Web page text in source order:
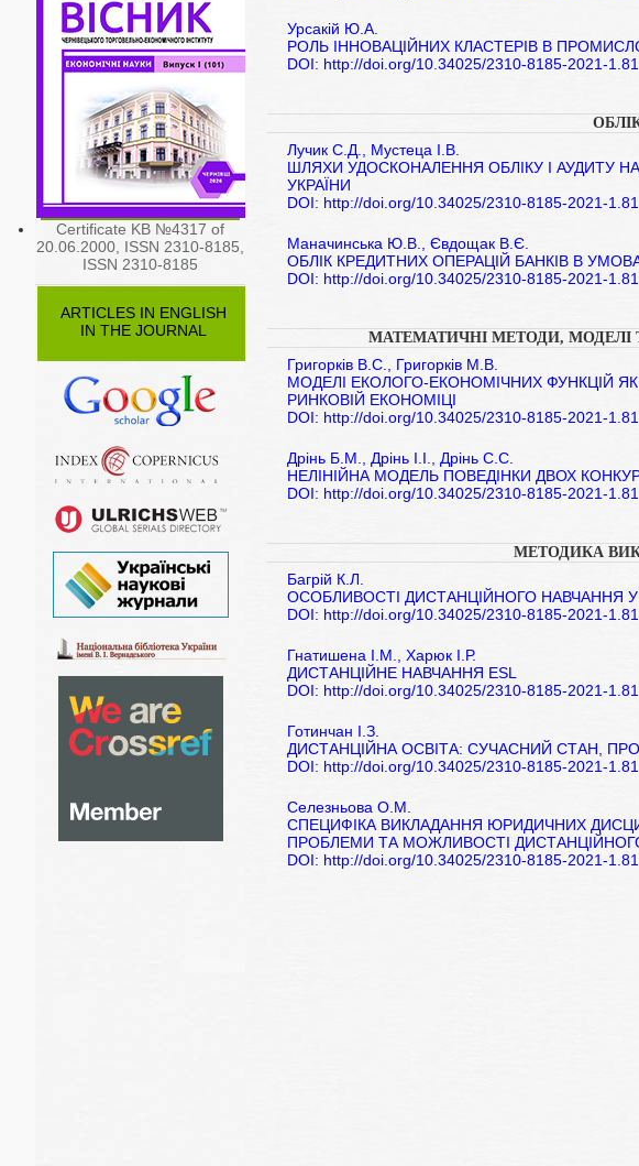
Certificate KB №4317 of
20.06.2000, ISSN 2310-8185,
ISSN 2310-8185
ARTICLES IN ENGLISH
IN THE JOURNAL
Урсакій Ю.А.
РОЛЬ ІННОВАЦІЙНИХ КЛАСТЕРІВ В
DOI: http://doi.org/10.34025/2310-8185-2021-
Лучик С.Д., Мустеца І.В.
ШЛЯХИ УДОСКОНАЛЕННЯ ОБЛІКУ І АУДИТУ
УКРАЇНИ
DOI: http://doi.org/10.34025/2310-8185-2021-
Маначинська Ю.В., Євдощак В.Є.
ОБЛІК КРЕДИТНИХ ОПЕРАЦІЙ БАНКІВ В
DOI: http://doi.org/10.34025/2310-8185-2021-
МАТЕМАТИЧНІ МЕТОДИ, МОДЕЛІ
Григорків В.С., Григорків М.В.
МОДЕЛІ ЕКОЛОГО-ЕКОНОМІЧНИХ ФУНКЦІЙ
РИНКОВІЙ ЕКОНОМІЦІ
DOI: http://doi.org/10.34025/2310-8185-2021-
Дрінь Б.М., Дрінь І.І., Дрінь С.С.
НЕЛІНІЙНА МОДЕЛЬ ПОВЕДІНКИ ДВОХ
DOI: http://doi.org/10.34025/2310-8185-2021-
МЕТОДИКА
Багрій К.Л.
ОСОБЛИВОСТІ ДИСТАНЦІЙНОГО НАВЧАННЯ У
DOI: http://doi.org/10.34025/2310-8185-2021-
Гнатишена І.М., Харюк І.Р.
ДИСТАНЦІЙНЕ НАВЧАННЯ ESL
DOI: http://doi.org/10.34025/2310-8185-2021-
Готинчан І.З.
ДИСТАНЦІЙНА ОСВІТА: СУЧАСНИЙ СТАН,
DOI: http://doi.org/10.34025/2310-8185-2021-
Селезньова О.М.
СПЕЦИФІКА ВИКЛАДАННЯ ЮРИДИЧНИХ
ПРОБЛЕМИ ТА МОЖЛИВОСТІ
DOI: http://doi.org/10.34025/2310-8185-2021-